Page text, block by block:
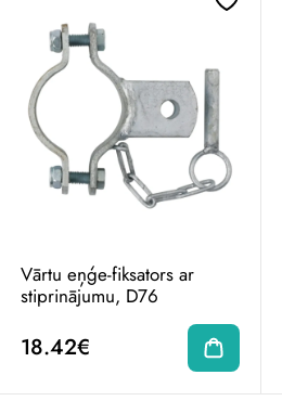
Vārtu eņģe-fiksators ar
stiprinājumu, D76
18.42€